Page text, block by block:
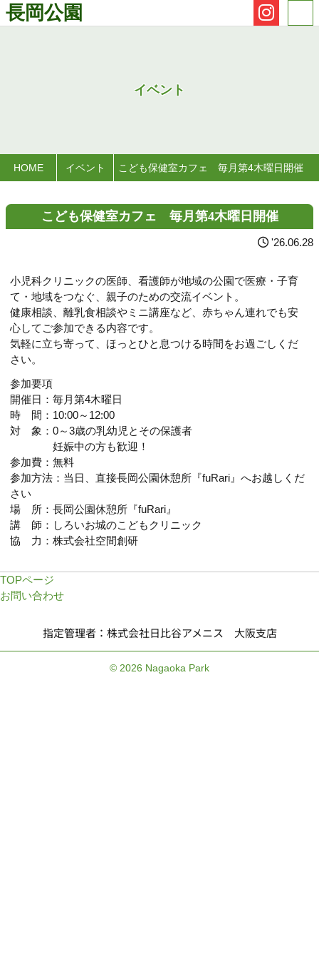
長岡公園
イベント
HOME イベント こども保健室カフェ 毎月第4木曜日開催
こども保健室カフェ 毎月第4木曜日開催
'26.06.28
小児科クリニックの医師、看護師が地域の公園で医療・子育
て・地域をつなぐ、親子のための交流イベント。
健康相談、離乳食相談やミニ講座など、赤ちゃん連れでも安
心してご参加できる内容です。
気軽に立ち寄って、ほっとひと息つける時間をお過ごしくだ
さい。
参加要項
開催日：毎月第4木曜日
時 間：10:00～12:00
対 象：0～3歳の乳幼児とその保護者
妊娠中の方も歓迎！
参加費：無料
参加方法：当日、直接長岡公園休憩所『fuRari』へお越しくだ
さい
場 所：長岡公園休憩所『fuRari』
講 師：しろいお城のこどもクリニック
協 力：株式会社空間創研
TOPページ
お問い合わせ
指定管理者：株式会社日比谷アメニス 大阪支店
© 2026 Nagaoka Park